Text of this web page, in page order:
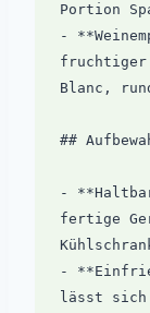
Portion
-
fruchtiger
Blanc,
##
-
fertige
-
lässt